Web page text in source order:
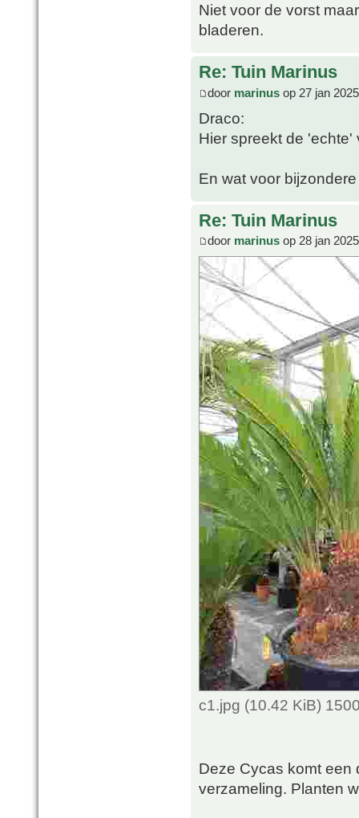
Niet voor de vorst
bladeren.
Re: Tuin Marinus
door marinus op 27 jan
Draco:
Hier spreekt de 'echte'
En wat voor
Re: Tuin Marinus
door marinus op 28 jan
c1.jpg (10.42 KiB)
Deze Cycas komt een
verzameling. Planten